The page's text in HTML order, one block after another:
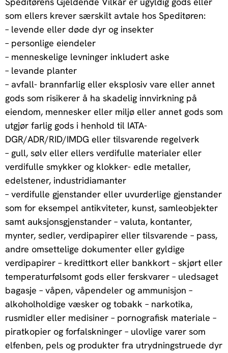
som ellers krever særskilt avtale hos Speditøren:
– levende eller døde dyr og insekter
– personlige eiendeler
– menneskelige levninger inkludert aske
– levande planter
– avfall- brannfarlig eller eksplosiv vare eller annet
gods som risikerer å ha skadelig innvirkning på
eiendom, mennesker eller miljø eller annet gods som
utgjør farlig gods i henhold til IATA-
DGR/ADR/RID/IMDG eller tilsvarende regelverk
– gull, sølv eller ellers verdifulle materialer eller
verdifulle smykker og klokker- edle metaller,
edelstener, industridiamanter
– verdifulle gjenstander eller uvurderlige gjenstander
som for eksempel antikviteter, kunst, samleobjekter
samt auksjonsgjenstander – valuta, kontanter,
mynter, sedler, verdipapirer eller tilsvarende – pass,
andre omsettelige dokumenter eller gyldige
verdipapirer – kredittkort eller bankkort – skjørt eller
temperaturfølsomt gods eller ferskvarer – uledsaget
bagasje – våpen, våpendeler og ammunisjon –
alkoholholdige væsker og tobakk – narkotika,
rusmidler eller medisiner – pornografisk materiale –
piratkopier og forfalskninger – ulovlige varer som
elfenben, pels og produkter fra utrydningstruede dyr